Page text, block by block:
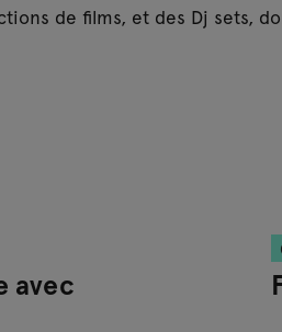
de films, et des Dj sets,
avec